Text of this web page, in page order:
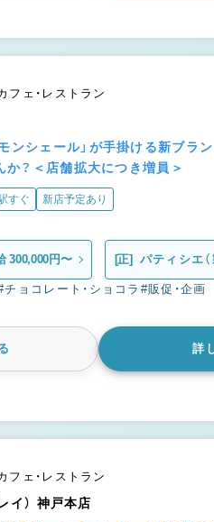
フェ・レストラン
モンシェール」が手掛ける新ブ
か？＜店舗拡大につき増員＞
すぐ 新店予定あり
300,000円〜 [正]
パティシエ
フ）
チョコレート・ショコラ #販促・企画
詳
フェ・レストラン
イ） 神戸本店